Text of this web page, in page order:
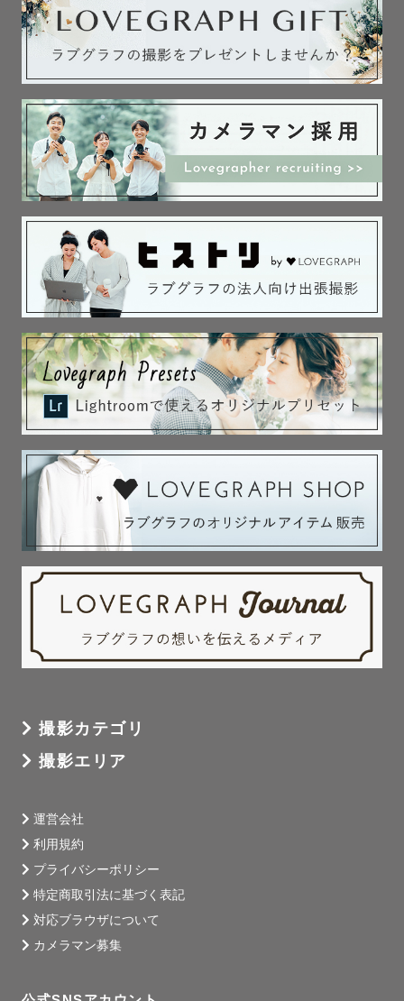
📸 フォトグラファーとしての歩み
写真を本格的に始めたのは大学生の時。最初は趣味で風景
やお出かけの写真を撮る程度でしたが、社会人になってか
ら「ラブグラフアカデミー」と出会い、写真の魅力に引き
込まれました。初めてマニュアル撮影を学んだ時の感動が
忘れられず、もっと深く知りたいと学び続け、ついにプロ
カメラマンとしてデビューしました。今では2年半経ち、ご
家族の大切な記念日やウェディング撮影を中心に活動して
います。
🎯 撮影スタイル
「自然で優しい瞬間を残す」が私のテーマです。
カメラ目線だけではなく、ご家族がリラックスしている自
然体の姿、笑顔やふとした仕草など、心が温かくなるシー
ンを撮るのが好きです。
特に背景がふんわりボケたロマンティックな雰囲気の写真
が得意で、幸せが伝わる一枚を心がけています。
⚠️猫アレルギーの為、猫ちゃんの撮影は不可です。
📷 ぷりんのこだわり
とお声をいただくことが多いです。
みます。でも、それは「最高の一枚」を残したいから。
• チャレンジ精神：新しい技術や表現にも積極的に挑戦し
🍮 ぷりんを選ぶ理由
あなたのかけがえのない瞬間を、未来にずっと残る宝物に
するお手伝いをさせてください。
撮影のご相談やご質問がありましたら、お気軽にお問い合
撮影カテゴリ
撮影エリア
運営会社
利用規約
プライバシーポリシー
特定商取引法に基づく表記
対応ブラウザについて
カメラマン募集